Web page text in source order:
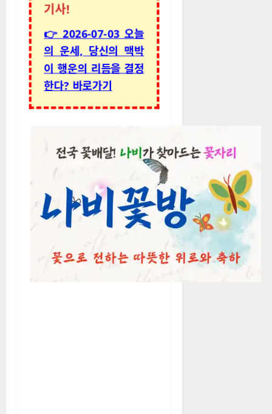
기사!
👉 2026-07-03 오늘
의 운세, 당신의 맥박
이 행운의 리듬을 결정
한다? 바로가기